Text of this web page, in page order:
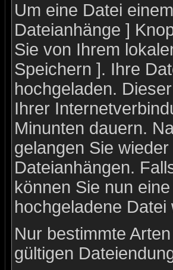
Um eine Datei
Dateianhänge ]
Sie von Ihrem
Speichern ]. Ihre
hochgeladen.
Ihrer
Minunten dauern.
gelangen Sie
Dateianhängen.
können Sie nun
hochgeladene
Nur bestimmte
gültigen